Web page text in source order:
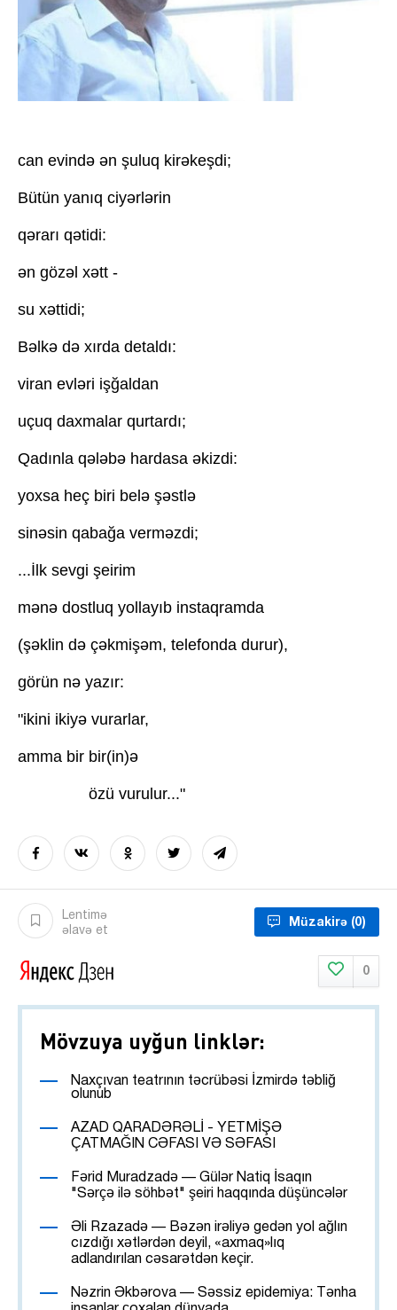
can evində ən şuluq kirəkeşdi;
Bütün yanıq ciyərlərin
qərarı qətidi:
ən gözəl xətt -
su xəttidi;
Bəlkə də xırda detaldı:
viran evləri işğaldan
uçuq daxmalar qurtardı;
Qadınla qələbə hardasa əkizdi:
yoxsa heç biri belə şəstlə
sinəsin qabağa verməzdi;
...İlk sevgi şeirim
mənə dostluq yollayıb instaqramda
(şəklin də çəkmişəm, telefonda durur),
görün nə yazır:
"ikini ikiyə vurarlar,
amma bir bir(in)ə
özü vurulur..."
Lentimə
əlavə et
Müzakirə (0)
0
Mövzuya uyğun linklər:
Naxçıvan teatrının təcrübəsi İzmirdə təbliğ
olunub
AZAD QARADƏRƏLİ - YETMİŞƏ
ÇATMAĞIN CƏFASI VƏ SƏFASI
Fərid Muradzadə — Gülər Natiq İsaqın
"Sərçə ilə söhbət" şeiri haqqında düşüncələr
Əli Rzazadə — Bəzən irəliyə gedən yol ağlın
cızdığı xətlərdən deyil, «axmaq»lıq
adlandırılan cəsarətdən keçir.
Nəzrin Əkbərova — Səssiz epidemiya: Tənha